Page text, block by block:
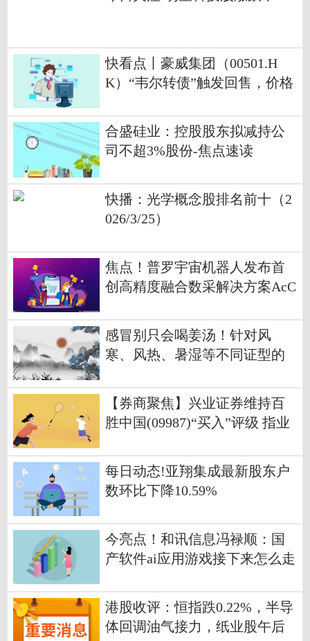
快看点丨豪威集团（00501.H
K）“韦尔转债”触发回售，价格
合盛硅业：控股股东拟减持公
司不超3%股份-焦点速读
快播：光学概念股排名前十（2
026/3/25）
焦点！普罗宇宙机器人发布首
创高精度融合数采解决方案AcC
感冒别只会喝姜汤！针对风
寒、风热、暑湿等不同证型的
【券商聚焦】兴业证券维持百
胜中国(09987)“买入”评级 指业
每日动态!亚翔集成最新股东户
数环比下降10.59%
今亮点！和讯信息冯禄顺：国
产软件ai应用游戏接下来怎么走
港股收评：恒指跌0.22%，半导
体回调油气接力，纸业股午后